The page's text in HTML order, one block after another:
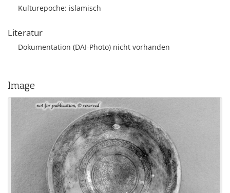
Kulturepoche: islamisch
Literatur
Dokumentation (DAI-Photo) nicht vorhanden
Image